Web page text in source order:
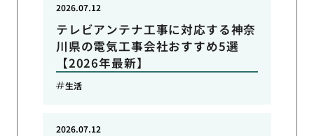
テレビアンテナ工事に対応する神奈
川県の電気工事会社おすすめ5選
【2026年最新】
2026.07.12
生活
2026.07.12